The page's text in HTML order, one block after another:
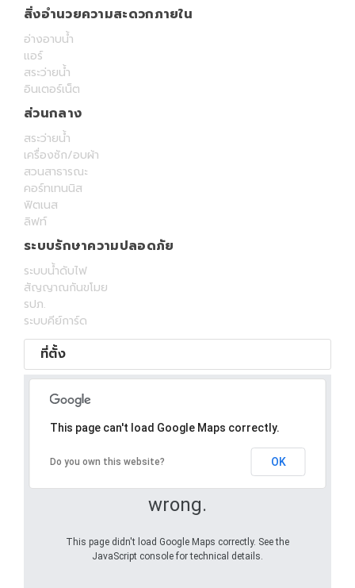
สิ่งอำนวยความสะดวกภายใน
อ่างอาบน้ำ
แอร์
สระว่ายน้ำ
อินเตอร์เน็ต
ส่วนกลาง
สระว่ายน้ำ
เครื่องซัก/อบผ้า
สวนสาธารณะ
คอร์ทเทนนิส
ฟิตเนส
ลิฟท์
ระบบรักษาความปลอดภัย
ระบบน้ำดับไฟ
สัญญาณกันขโมย
รปภ.
ระบบคีย์การ์ด
ที่ตั้ง
Oops! Something went
wrong.
This page didn't load Google Maps correctly. See the
JavaScript console for technical details.
This page can't load Google Maps correctly.
Do you own this website? OK